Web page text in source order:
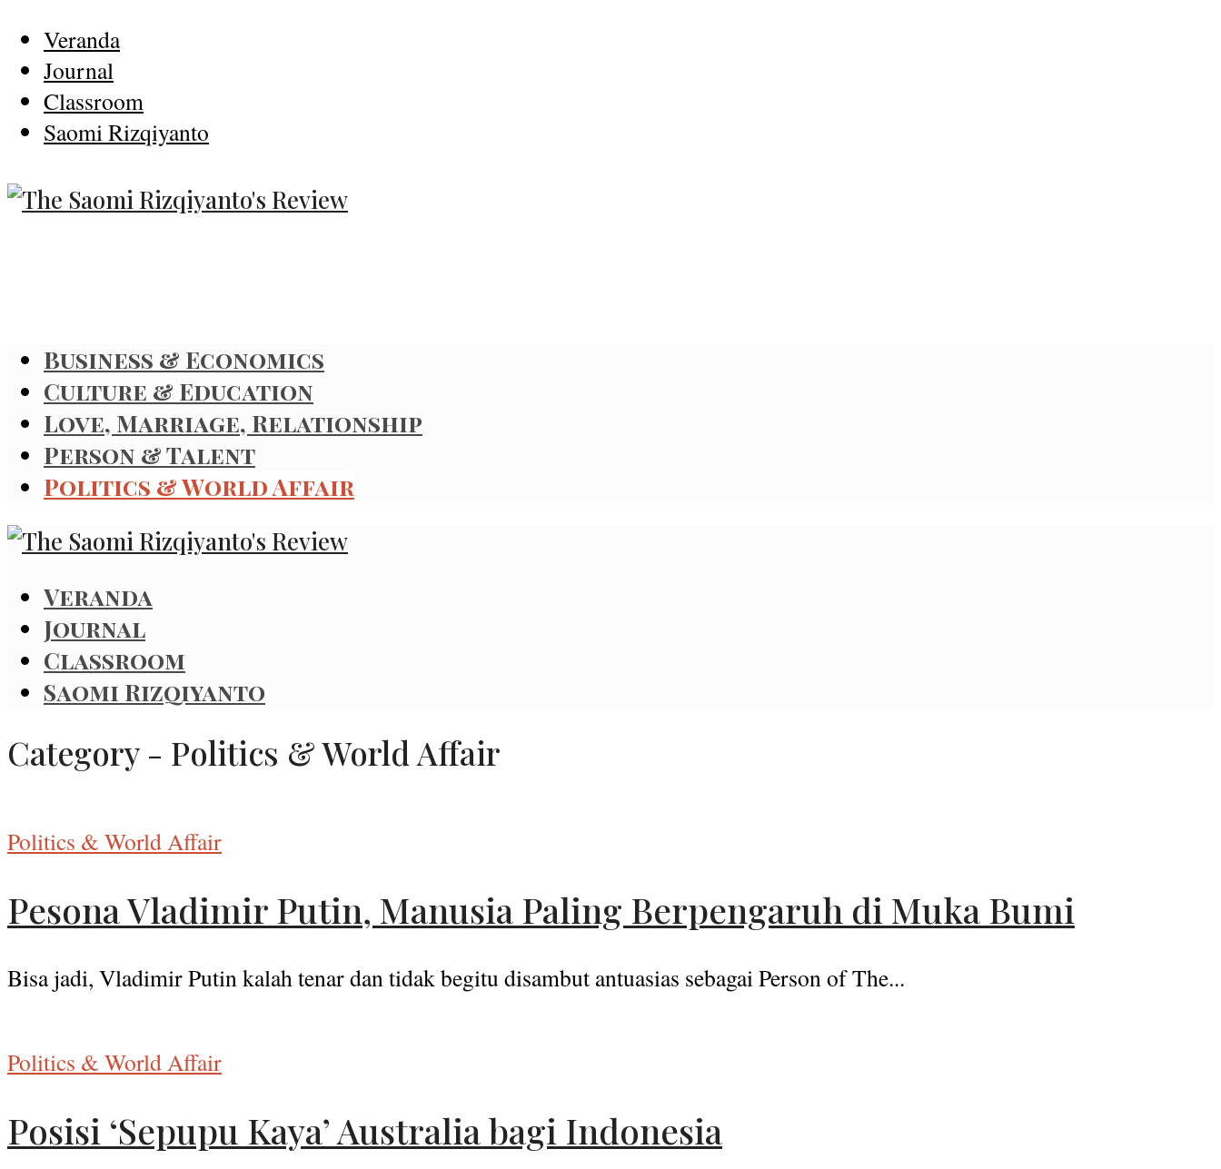
Veranda
Journal
Classroom
Saomi Rizqiyanto
Business & Economics
Culture & Education
Love, Marriage, Relationship
Person & Talent
Politics & World Affair
Veranda
Journal
Classroom
Saomi Rizqiyanto
Category - Politics & World Affair
Politics & World Affair
Pesona Vladimir Putin, Manusia Paling Berpengaruh di Muka Bumi
Bisa jadi, Vladimir Putin kalah tenar dan tidak begitu disambut antuasias sebagai Person of The...
Politics & World Affair
Posisi ‘Sepupu Kaya’ Australia bagi Indonesia